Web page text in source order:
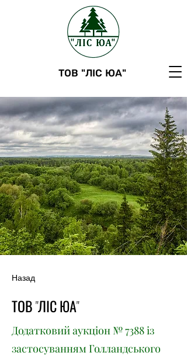
ТОВ "ЛІС ЮА"
Назад
ТОВ "ЛІС ЮА"
Додатковий аукціон № 7388 із
застосуванням Голландського